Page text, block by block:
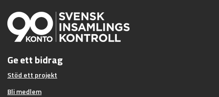
Ge ett bidrag
Stöd ett projekt
Bli medlem